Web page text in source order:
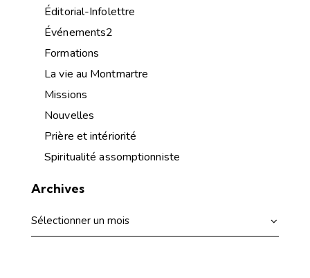
Éditorial-Infolettre
Événements2
Formations
La vie au Montmartre
Missions
Nouvelles
Prière et intériorité
Spiritualité assomptionniste
Archives